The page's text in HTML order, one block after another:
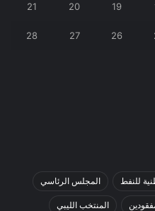
19
20
21
26
27
28
للنفط المجلس الرئاسي
المنتخب الليبي